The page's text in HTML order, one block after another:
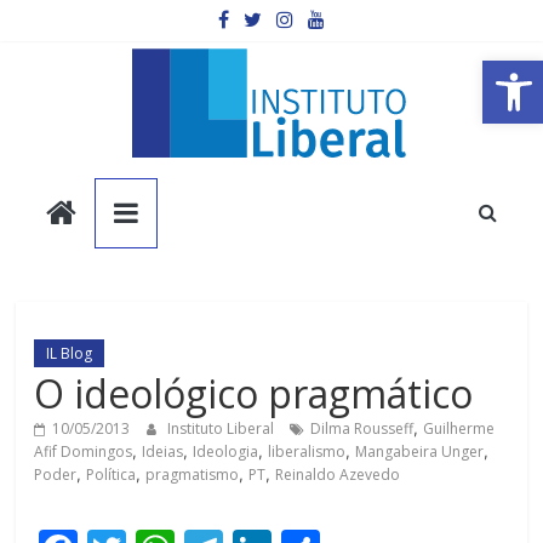
Barra de Ferramentas Aberta
Instituto
Liberal
é
a
parte
mais
importante
da
IL Blog
O ideológico pragmático
10/05/2013 Instituto Liberal Dilma Rousseff, Guilherme
Afif Domingos, Ideias, Ideologia, liberalismo, Mangabeira Unger,
Poder, Política, pragmatismo, PT, Reinaldo Azevedo